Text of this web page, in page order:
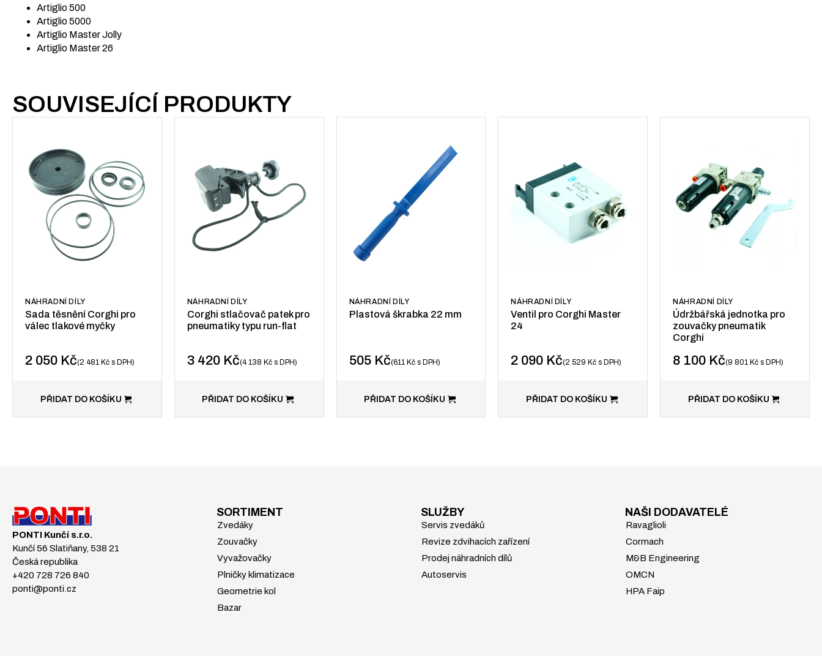
Artiglio 500
Artiglio 5000
Artiglio Master Jolly
Artiglio Master 26
SOUVISEJÍCÍ PRODUKTY
NÁHRADNÍ DÍLY
Sada těsnění Corghi pro
válec tlakové myčky
2 050 Kč 2 481 Kč s DPH
PŘIDAT DO KOŠÍKU
NÁHRADNÍ DÍLY
Corghi stlačovač patek pro
pneumatiky typu run-flat
3 420 Kč 4 138 Kčs DPH
PŘIDAT DO KOŠÍKU
NÁHRADNÍ DÍLY
Plastová škrabka 22 mm
505 Kč 611 Kčs DPH
PŘIDAT DO KOŠÍKU
NÁHRADNÍ DÍLY
Ventil pro Corghi Master
24
2 090 Kč 2 529Kč s DPH
PŘIDAT DO KOŠÍKU
NÁHRADNÍ DÍLY
Údržbářská jednotka pro
zouvačky pneumatik
Corghi
8 100 Kč 9 801Kč s DPH
PŘIDAT DO KOŠÍKU
PONTI Kunčí s.r.o.
Kunčí 56 Slatiňany, 538 21
Česká republika
+420 728 726 840
ponti@ponti.cz
SORTIMENT
Zvedáky
Zouvačky
Vyvažovačky
Plničky klimatizace
Geometrie kol
Bazar
SLUŽBY
Servis zvedáků
Revize zdvihacích zařízení
Prodej náhradních dílů
Autoservis
NAŠI DODAVATELÉ
Ravaglioli
Cormach
M&B Engineering
OMCN
HPA Faip